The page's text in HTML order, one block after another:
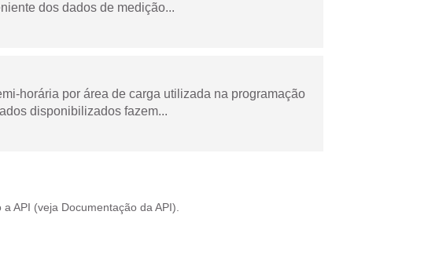
dos dados de medição...
horária por área de carga utilizada na programação
disponibilizados fazem...
a API (veja Documentação da API ).